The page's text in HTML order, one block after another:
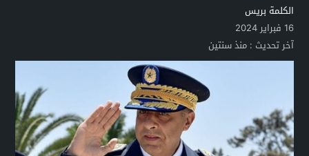
الكلمة بريس
16 فبراير 2024
آخر تحديث :منذ سنتين